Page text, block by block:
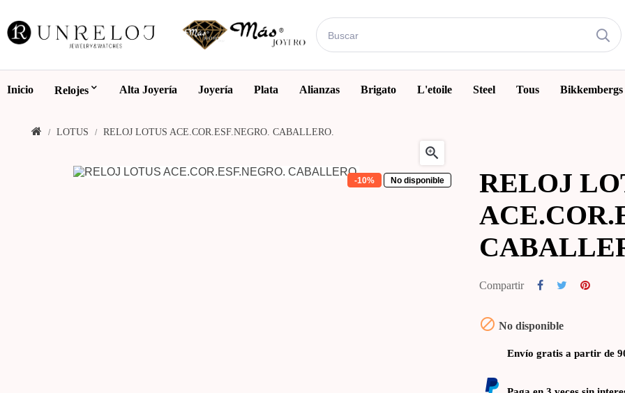
Inicio Relojes Alta Joyería Joyería Plata Alianzas Brigato L'etoile Steel Tous Bikkembergs
LOTUS RELOJ LOTUS ACE.COR.ESF.NEGRO. CABALLERO.
-10% No disponible

RELOJ
Compartir
 No disponible
Envío gratis a partir de
Paga en 3 veces sin